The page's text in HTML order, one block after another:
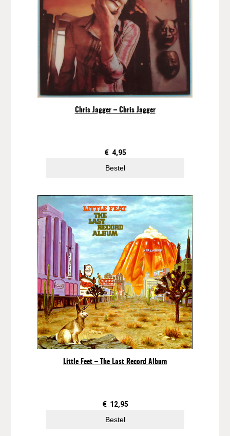
Chris Jagger – Chris Jagger
€ 4,95
Bestel
Little Feet – The Last Record Album
€ 12,95
Bestel